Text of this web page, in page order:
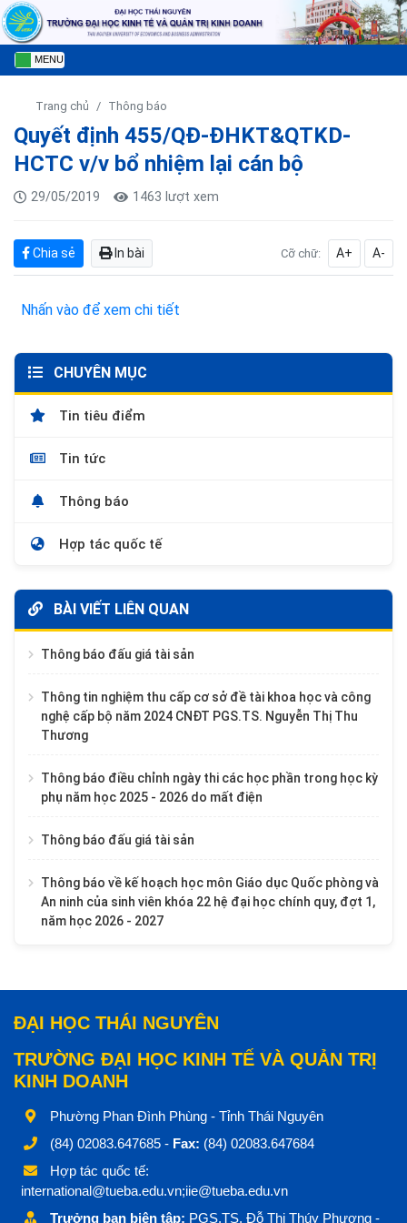
MENU
Trang chủ Thông báo
Quyết định 455/QĐ-ĐHKT&QTKD-
HCTC v/v bổ nhiệm lại cán bộ
29/05/2019 1463 lượt xem
Chia sẻ In bài Cỡ chữ: A+ A-
Nhấn vào để xem chi tiết
CHUYÊN MỤC
Tin tiêu điểm
Tin tức
Thông báo
Hợp tác quốc tế
BÀI VIẾT LIÊN QUAN
Thông báo đấu giá tài sản
Thông tin nghiệm thu cấp cơ sở đề tài khoa học và công
nghệ cấp bộ năm 2024 CNĐT PGS.TS. Nguyễn Thị Thu
Thương
Thông báo điều chỉnh ngày thi các học phần trong học kỳ
phụ năm học 2025 - 2026 do mất điện
Thông báo đấu giá tài sản
Thông báo về kế hoạch học môn Giáo dục Quốc phòng và
An ninh của sinh viên khóa 22 hệ đại học chính quy, đợt 1,
năm học 2026 - 2027
ĐẠI HỌC THÁI NGUYÊN
TRƯỜNG ĐẠI HỌC KINH TẾ VÀ QUẢN TRỊ
KINH DOANH
Phường Phan Đình Phùng - Tỉnh Thái Nguyên
(84) 02083.647685 - Fax: (84) 02083.647684
Hợp tác quốc tế:
international@tueba.edu.vn;iie@tueba.edu.vn
Trưởng ban biên tập: PGS.TS. Đỗ Thị Thúy Phương -